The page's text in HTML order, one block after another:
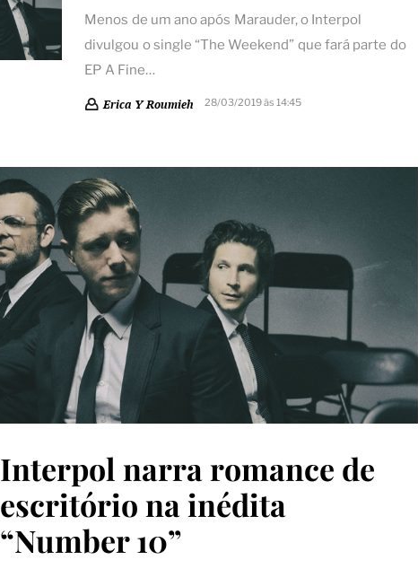
Menos de um ano após Marauder, o Interpol
divulgou o single “The Weekend” que fará parte do
EP A Fine…
Erica Y Roumieh 28/03/2019 às 14:45
Interpol narra romance de
escritório na inédita
“Number 10”